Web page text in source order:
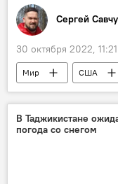
Сергей
30 октября 2022, 11:21
Мир США
Экономика
Колумнисты
В Таджикистане
погода со снегом